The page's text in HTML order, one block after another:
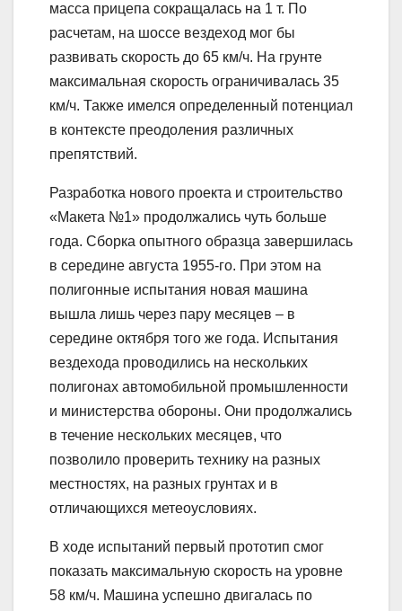
масса прицепа сокращалась на 1 т. По
расчетам, на шоссе вездеход мог бы
развивать скорость до 65 км/ч. На грунте
максимальная скорость ограничивалась 35
км/ч. Также имелся определенный потенциал
в контексте преодоления различных
препятствий.
Разработка нового проекта и строительство
«Макета №1» продолжались чуть больше
года. Сборка опытного образца завершилась
в середине августа 1955-го. При этом на
полигонные испытания новая машина
вышла лишь через пару месяцев – в
середине октября того же года. Испытания
вездехода проводились на нескольких
полигонах автомобильной промышленности
и министерства обороны. Они продолжались
в течение нескольких месяцев, что
позволило проверить технику на разных
местностях, на разных грунтах и в
отличающихся метеоусловиях.
В ходе испытаний первый прототип смог
показать максимальную скорость на уровне
58 км/ч. Машина успешно двигалась по